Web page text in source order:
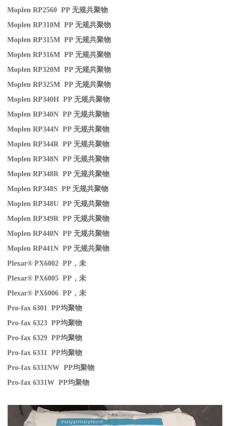
Moplen RP2560 PP无规共聚物
Moplen RP310M PP无规共聚物
Moplen RP315M PP无规共聚物
Moplen RP316M PP无规共聚物
Moplen RP320M PP无规共聚物
Moplen RP325M PP无规共聚物
Moplen RP340H PP无规共聚物
Moplen RP340N PP无规共聚物
Moplen RP344N PP无规共聚物
Moplen RP344R PP无规共聚物
Moplen RP348N PP无规共聚物
Moplen RP348R PP无规共聚物
Moplen RP348S PP无规共聚物
Moplen RP348U PP无规共聚物
Moplen RP349R PP无规共聚物
Moplen RP440N PP无规共聚物
Moplen RP441N PP无规共聚物
Plexar® PX6002 PP ，未
Plexar® PX6005 PP ，未
Plexar® PX6006 PP ，未
Pro-fax 6301 PP均聚物
Pro-fax 6323 PP均聚物
Pro-fax 6329 PP均聚物
Pro-fax 6331 PP均聚物
Pro-fax 6331NW PP均聚物
Pro-fax 6331W PP均聚物